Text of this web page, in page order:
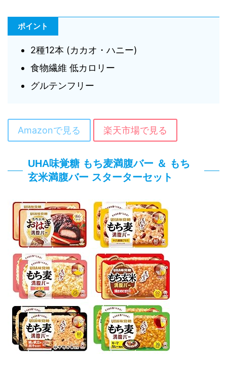
ポイント
2種12本 (カカオ・ハニー)
食物繊維 低カロリー
グルテンフリー
Amazonで見る 楽天市場で見る
UHA味覚糖 もち麦満腹バー ＆ もち
玄米満腹バー スターターセット